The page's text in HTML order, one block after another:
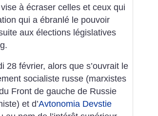
à écraser celles et ceux qui
qui a ébranlé le pouvoir
aux élections législatives
28 février, alors que s’ouvrait le
socialiste russe (marxistes
Front de gauche de Russie
et d’Avtonomia Devstie